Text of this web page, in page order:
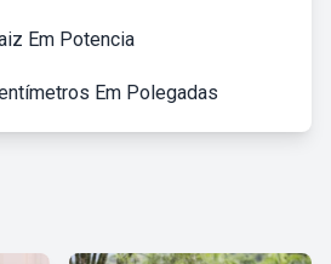
Em Potencia
Em Polegadas